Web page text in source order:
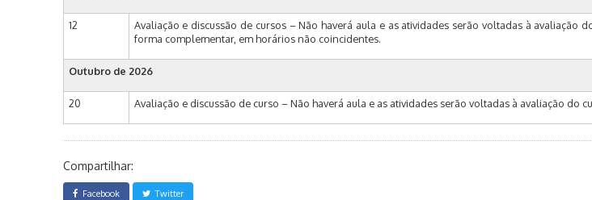
12
Avaliação e discussão de cursos – Não haverá aula e as atividades serão voltadas à
forma complementar, em horários não coincidentes.
Outubro de 2026
20 Avaliação e discussão de curso – Não haverá aula e as atividades serão voltadas à avaliação do
Compartilhar:
Facebook Twitter